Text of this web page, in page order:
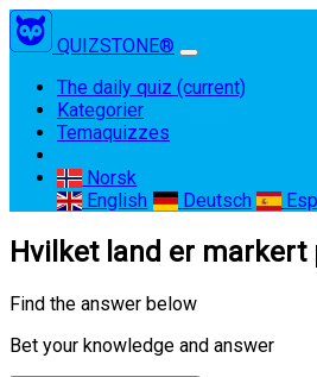
QUIZSTONE®
The daily quiz (current)
Kategorier
Temaquizzes
Norsk
English
Deutsch
Hvilket land er markert
Find the answer below
Bet your knowledge and answer